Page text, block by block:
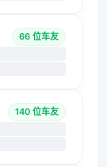
66 位车友
140 位车友